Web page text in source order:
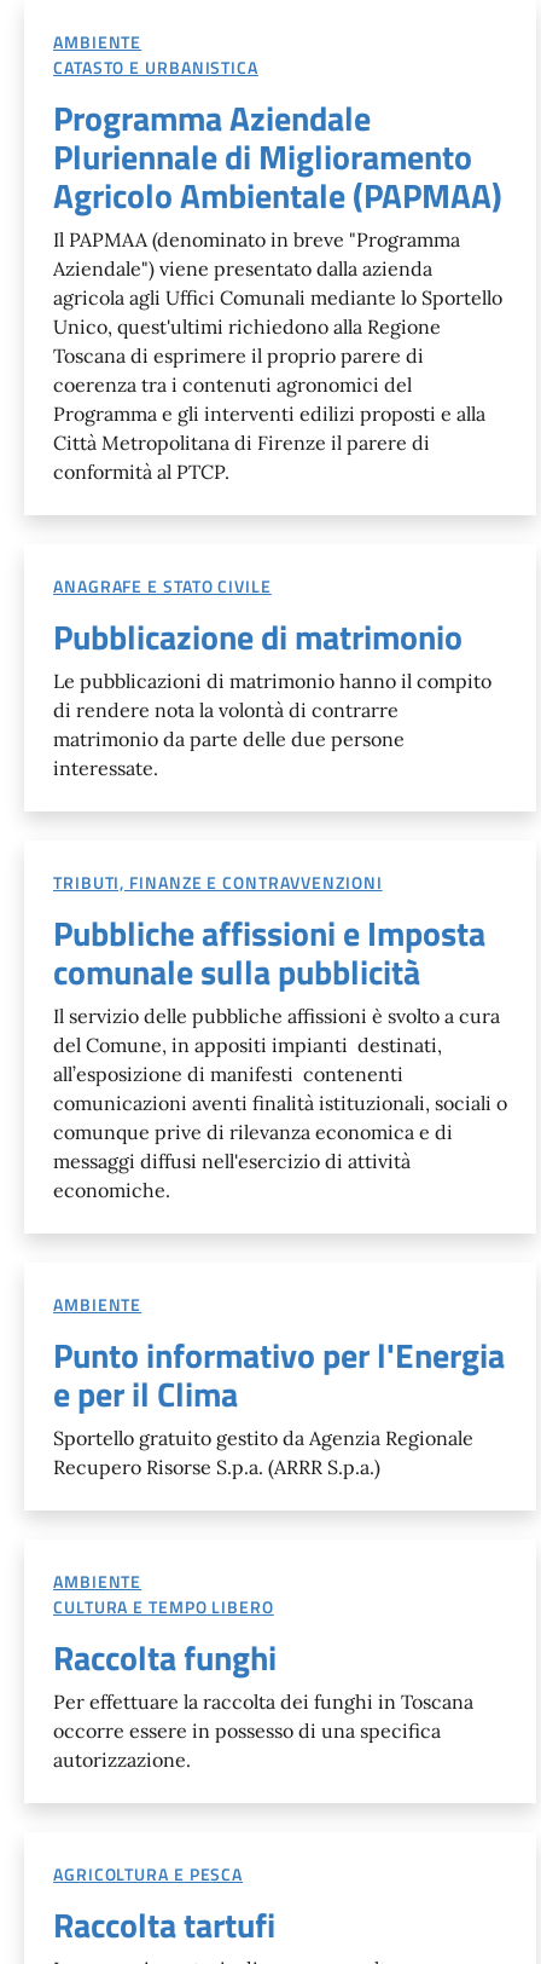
AMBIENTE
CATASTO E URBANISTICA
Programma Aziendale
Pluriennale di Miglioramento
Agricolo Ambientale (PAPMAA)
Il PAPMAA (denominato in breve "Programma
Aziendale") viene presentato dalla azienda
agricola agli Uffici Comunali mediante lo Sportello
Unico, quest'ultimi richiedono alla Regione
Toscana di esprimere il proprio parere di
coerenza tra i contenuti agronomici del
Programma e gli interventi edilizi proposti e alla
Città Metropolitana di Firenze il parere di
conformità al PTCP.
ANAGRAFE E STATO CIVILE
Pubblicazione di matrimonio
Le pubblicazioni di matrimonio hanno il compito
di rendere nota la volontà di contrarre
matrimonio da parte delle due persone
interessate.
TRIBUTI, FINANZE E CONTRAVVENZIONI
Pubbliche affissioni e Imposta
comunale sulla pubblicità
Il servizio delle pubbliche affissioni è svolto a cura
del Comune, in appositi impianti destinati,
all’esposizione di manifesti contenenti
comunicazioni aventi finalità istituzionali, sociali o
comunque prive di rilevanza economica e di
messaggi diffusi nell'esercizio di attività
economiche.
AMBIENTE
Punto informativo per l'Energia
e per il Clima
Sportello gratuito gestito da Agenzia Regionale
Recupero Risorse S.p.a. (ARRR S.p.a.)
AMBIENTE
CULTURA E TEMPO LIBERO
Raccolta funghi
Per effettuare la raccolta dei funghi in Toscana
occorre essere in possesso di una specifica
autorizzazione.
AGRICOLTURA E PESCA
Raccolta tartufi